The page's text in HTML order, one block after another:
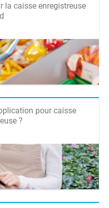
la caisse enregistreuse
pour caisse
?